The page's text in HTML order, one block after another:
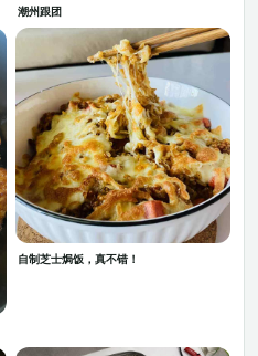
潮州跟团
自制芝士焗饭，真不错！